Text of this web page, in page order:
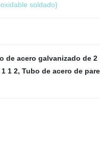
soldado}
de acero galvanizado de
1 2, Tubo de acero de